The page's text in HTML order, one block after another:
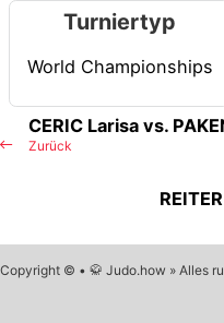
Turniertyp
World Championships
Zurück
CERIC Larisa vs.
Copyright © • 🥋 Judo.how » Alles